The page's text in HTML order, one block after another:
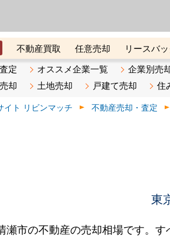
不動産買取 任意売却 リースバ
ベスト不動産カンパニー オンラ
定 オススメ企業一覧 企業別売
却
土地売却 戸建て売却 住
イト リビンマッチ 不動産売却・査定
東
瀬市の不動産の売却相場です。す